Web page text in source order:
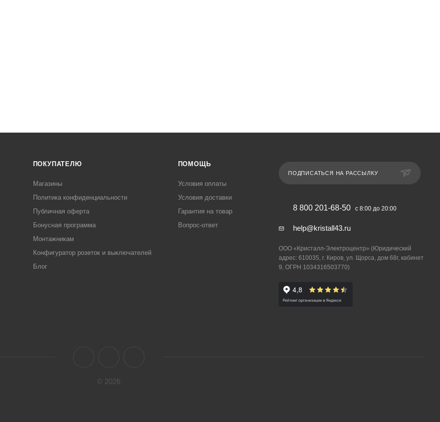
ПОКУПАТЕЛЮ
Магазины
Политика конфиденциальности
Публичная оферта
Бонусная программа
Монтажникам
Конфигуратор розеток и выключателей
Блог
ПОМОЩЬ
Условия оплаты
Условия доставки
Гарантия на товар
Вопрос-ответ
ПОДПИСАТЬСЯ НА РАССЫЛКУ
8 800 201-68-50 с 8:00 до 20:00
help@kristall43.ru
ООО «Кристалл-Электроцентр» (Юридический
адрес: 610035, г. Киров, ул. Щорса, дом 68г, кабинет
9, ОГРН 1034316503770)
© 2026